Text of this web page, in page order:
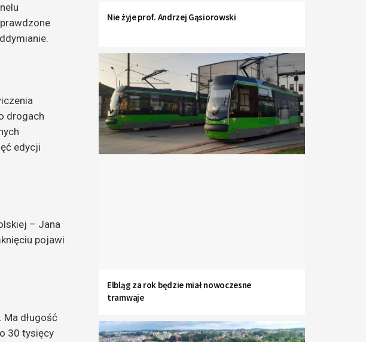
drogach
edycji
– Jana
pojawi
Ma długość
30 tysięcy
Nie żyje prof. Andrzej Gąsiorowski
Elbląg za rok będzie miał nowoczesne
tramwaje